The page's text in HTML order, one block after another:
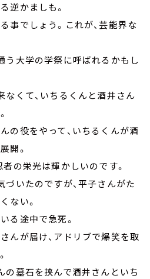
逆かましも。
事でしょう。これが、芸能界な
う大学の学祭に呼ばれるかもし
なくて、いちるくんと酒井さん
の役をやって、いちるくんが酒
開。
者の栄光は輝かしいのです。
いたのですが、平子さんがた
ない。
る途中で急死。
んが届け、アドリブで爆笑を取
の墓石を挟んで酒井さんといち